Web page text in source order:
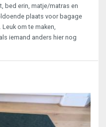
bed erin, matje/matras en
plaats voor bagage
om te maken,
iemand anders hier nog